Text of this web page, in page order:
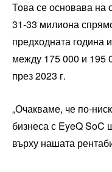
Това се основава на
31-33 милиона
предходната година
между 175 000 и 195
през 2023 г.
„Очакваме, че по-
бизнеса с EyeQ SoC
върху нашата